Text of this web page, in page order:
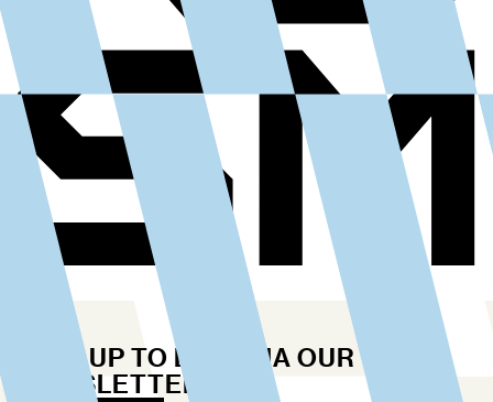
STAY UP TO DATE VIA OUR
NEWSLETTER